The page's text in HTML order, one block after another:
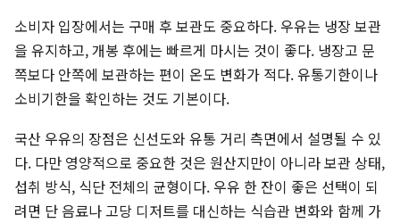
소비자 입장에서는 구매 후 보관도 중요하다. 우유는 냉장 보관
을 유지하고, 개봉 후에는 빠르게 마시는 것이 좋다. 냉장고 문
쪽보다 안쪽에 보관하는 편이 온도 변화가 적다. 유통기한이나
소비기한을 확인하는 것도 기본이다.
국산 우유의 장점은 신선도와 유통 거리 측면에서 설명될 수 있
다. 다만 영양적으로 중요한 것은 원산지만이 아니라 보관 상태,
섭취 방식, 식단 전체의 균형이다. 우유 한 잔이 좋은 선택이 되
려면 단 음료나 고당 디저트를 대신하는 식습관 변화와 함께 가